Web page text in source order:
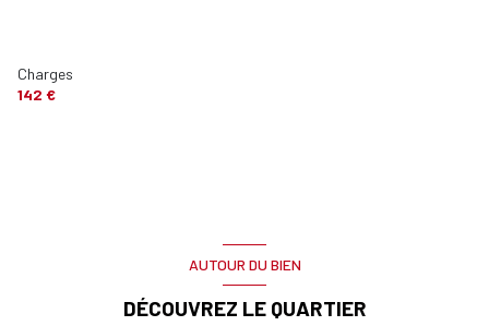
Charges
142 €
AUTOUR DU BIEN
DÉCOUVREZ LE QUARTIER